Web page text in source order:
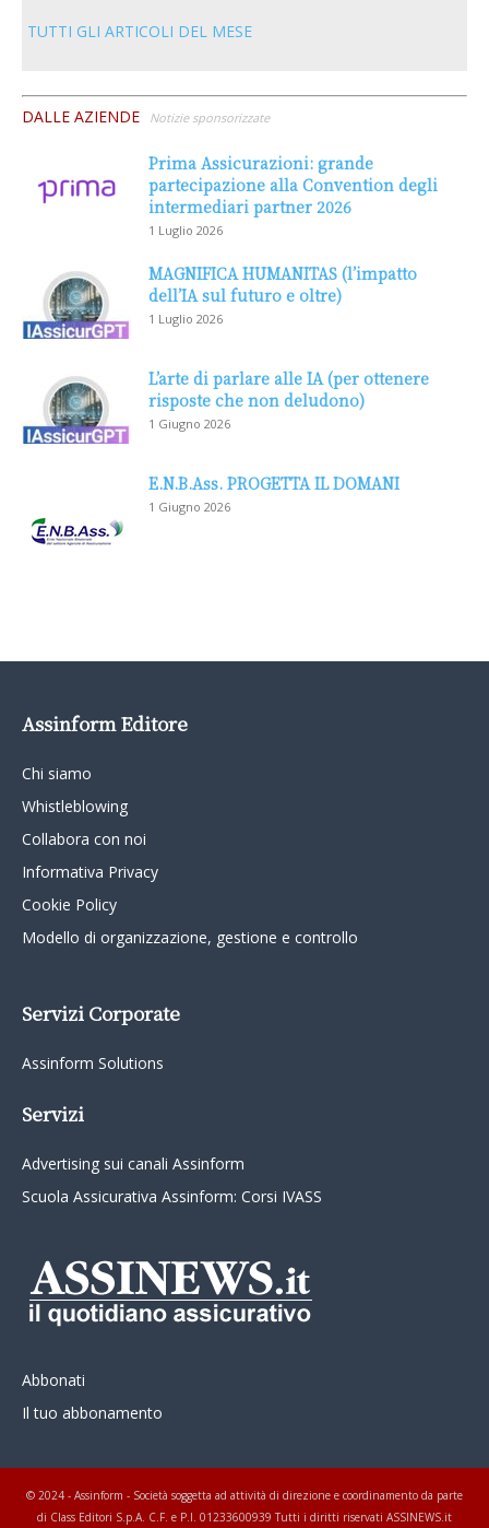
TUTTI GLI ARTICOLI DEL MESE
DALLE AZIENDE Notizie sponsorizzate
Prima Assicurazioni: grande
partecipazione alla Convention degli
intermediari partner 2026
1 Luglio 2026
MAGNIFICA HUMANITAS (l’impatto
dell’IA sul futuro e oltre)
1 Luglio 2026
L’arte di parlare alle IA (per ottenere
risposte che non deludono)
1 Giugno 2026
E.N.B.Ass. PROGETTA IL DOMANI
1 Giugno 2026
Assinform Editore
Chi siamo
Whistleblowing
Collabora con noi
Informativa Privacy
Cookie Policy
Modello di organizzazione, gestione e controllo
Servizi Corporate
Assinform Solutions
Servizi
Advertising sui canali Assinform
Scuola Assicurativa Assinform: Corsi IVASS
Abbonati
Il tuo abbonamento
© 2024 - Assinform - Società soggetta ad attività di direzione e coordinamento da parte
di Class Editori S.p.A. C.F. e P.I. 01233600939 Tutti i diritti riservati ASSINEWS.it